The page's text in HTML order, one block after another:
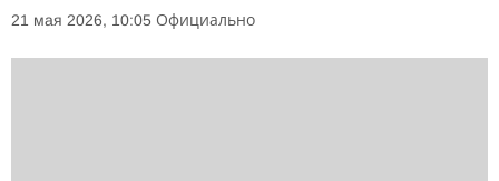
21 мая 2026, 10:05 Официально